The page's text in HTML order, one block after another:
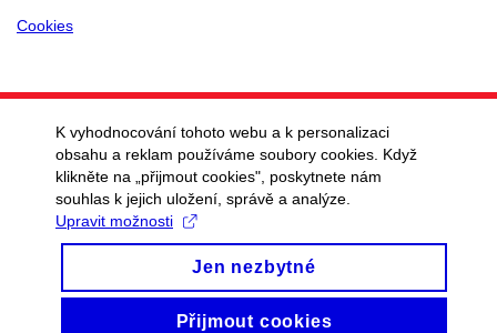
Cookies
K vyhodnocování tohoto webu a k personalizaci
obsahu a reklam používáme soubory cookies. Když
klikněte na „přijmout cookies", poskytnete nám
souhlas k jejich uložení, správě a analýze.
Upravit možnosti
Jen nezbytné
Přijmout cookies